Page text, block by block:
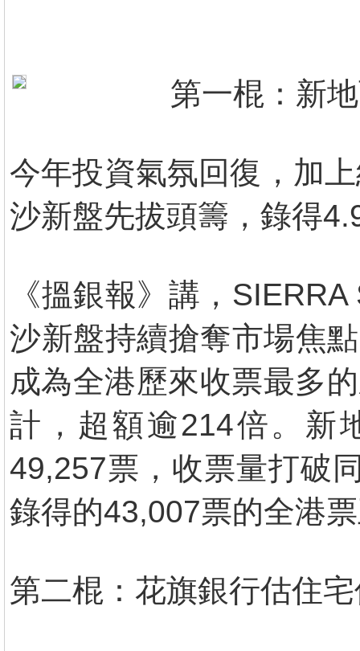
第一棍：新
今年投資氣氛回復，加
沙新盤先拔頭籌，錄得
《搵銀報》講，
沙新盤持續搶奪市場焦
成為全港歷來收票最多
計，超額逾214倍。新
49,257票，收票量打破
錄得的43,007票的全港
第二棍：花旗銀行估住